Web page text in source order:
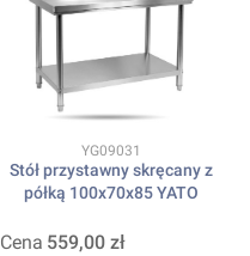
Kod produktu
YG09031
Stół przystawny skręcany z
półką 100x70x85 YATO
Cena 559,00 zł